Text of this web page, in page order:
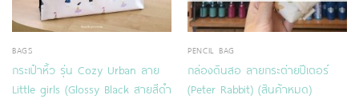
BAGS
กระเป๋าหิ้ว รุ่น Cozy Urban ลาย
Little girls (Glossy Black สายสีดำ
PENCIL BAG
กล่องดินสอ ลายกระต่ายปีเตอร์
(Peter Rabbit) (สินค้าหมด)